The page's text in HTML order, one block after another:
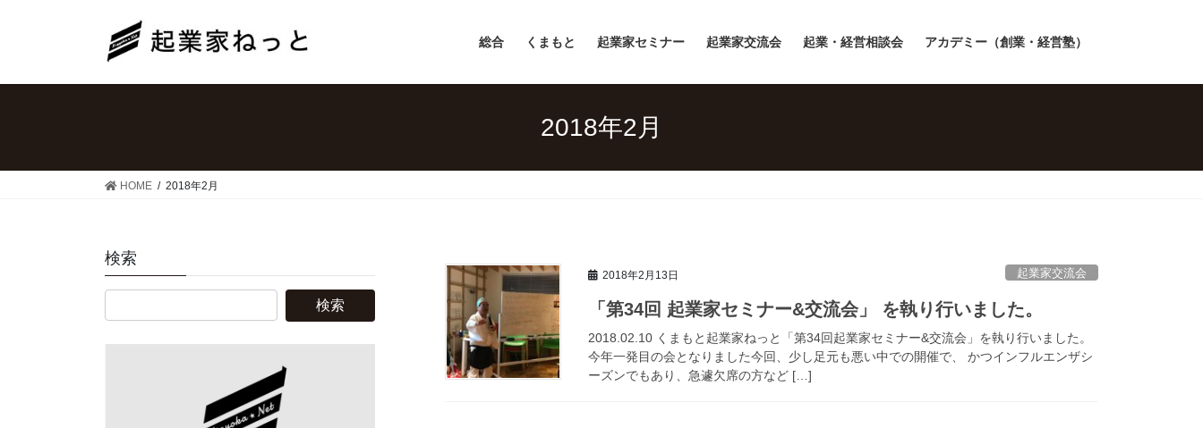
総合 くまもと 起業家セミナー 起業家交流会 起業・経営相談会 アカデミー（創業・経営塾）
2018年2月
HOME 2018年2月
2018年2月13日 起業家交流会
「第34回 起業家セミナー&交流会」 を執り行いました。
2018.02.10 くまもと起業家ねっと「第34回起業家セミナー&交流会」を執り行いました。
今年一発目の会となりました今回、少し足元も悪い中での開催で、 かつインフルエンザシ
ーズンでもあり、急遽欠席の方など […]
検索